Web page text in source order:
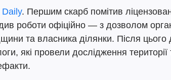
. Першим скарб помітив
роботи офіційно — з дозволом
та власника ділянки. Після цього
які провели дослідження території